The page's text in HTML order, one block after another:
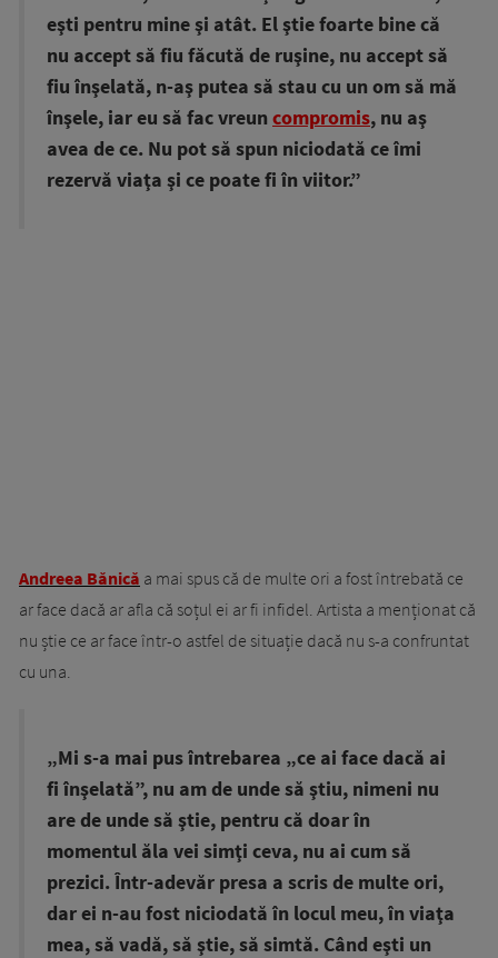
eşti pentru mine şi atât. El ştie foarte bine că
nu accept să fiu făcută de ruşine, nu accept să
fiu înşelată, n-aş putea să stau cu un om să mă
înşele, iar eu să fac vreun compromis, nu aş
avea de ce. Nu pot să spun niciodată ce îmi
rezervă viaţa şi ce poate fi în viitor.”
Andreea Bănică a mai spus că de multe ori a fost întrebată ce
ar face dacă ar afla că soțul ei ar fi infidel. Artista a menționat că
nu știe ce ar face într-o astfel de situație dacă nu s-a confruntat
cu una.
„Mi s-a mai pus întrebarea „ce ai face dacă ai
fi înşelată”, nu am de unde să ştiu, nimeni nu
are de unde să ştie, pentru că doar în
momentul ăla vei simţi ceva, nu ai cum să
prezici. Într-adevăr presa a scris de multe ori,
dar ei n-au fost niciodată în locul meu, în viaţa
mea, să vadă, să ştie, să simtă. Când eşti un